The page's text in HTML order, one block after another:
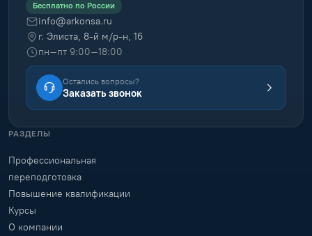
Бесплатно по России
info@arkonsa.ru
г. Элиста, 8-й м/р-н, 16
пн–пт 9:00–18:00
Остались вопросы?
Заказать звонок
РАЗДЕЛЫ
Профессиональная
переподготовка
Повышение квалификации
Курсы
О компании